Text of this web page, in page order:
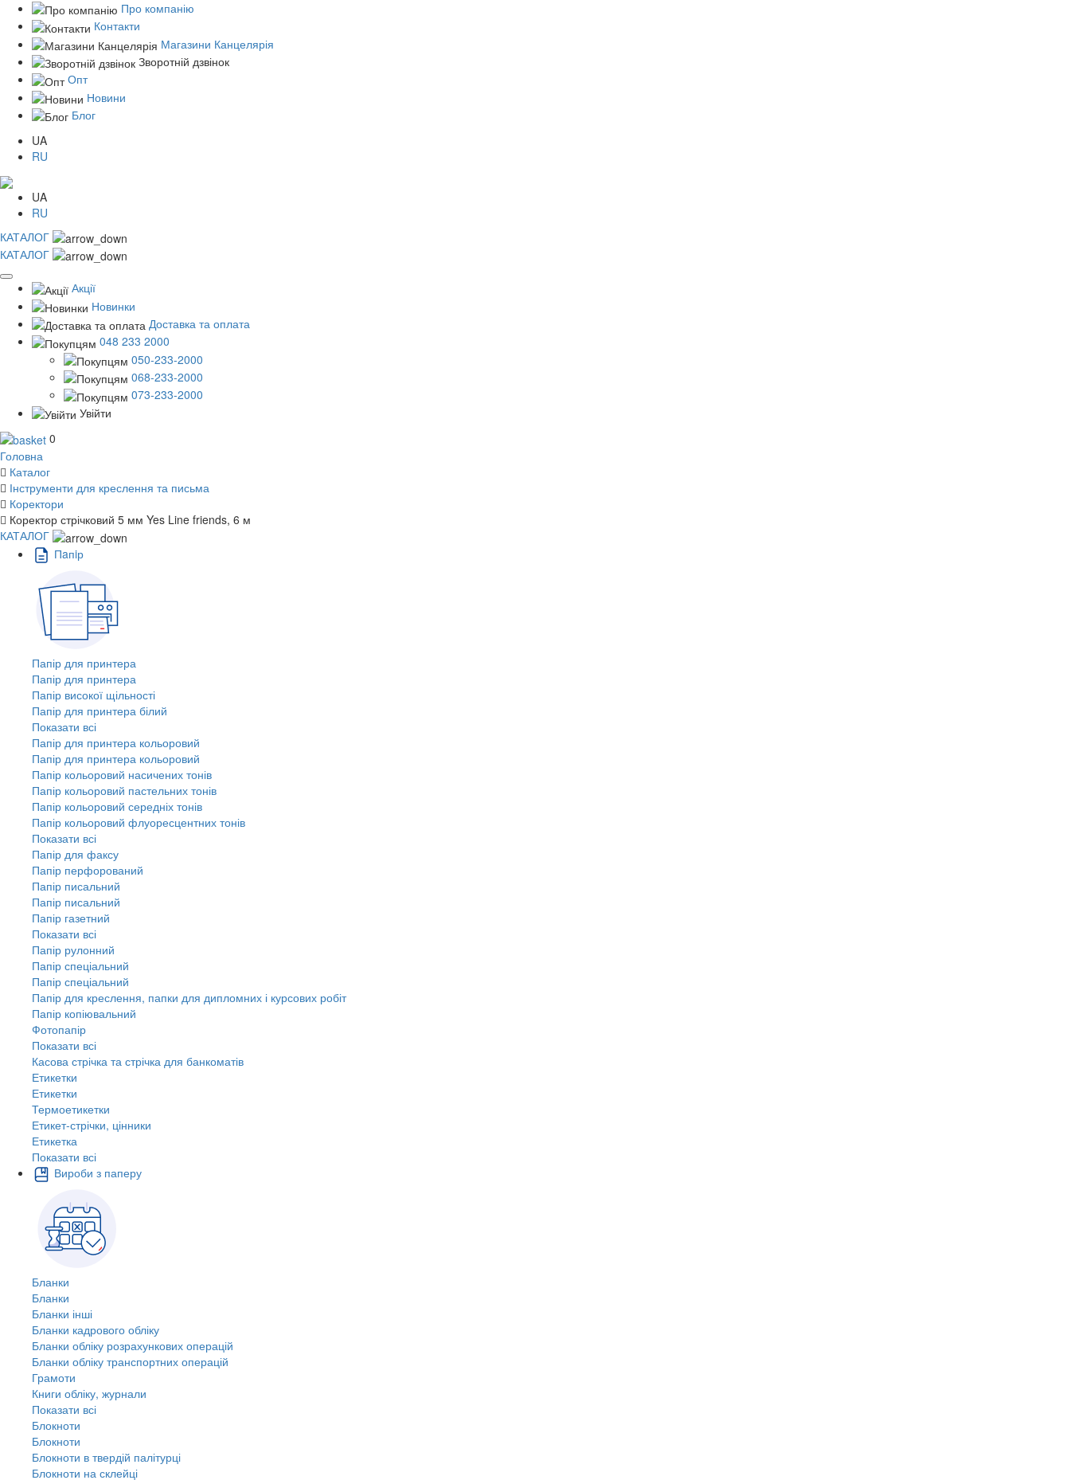
Про компанію
Контакти
Магазини Канцелярія
Зворотній дзвінок
Опт
Новини
Блог
UA
RU
UA
RU
КАТАЛОГ
КАТАЛОГ
Акції
Новинки
Доставка та оплата
048 233 2000
050-233-2000
068-233-2000
073-233-2000
Увійти
0
Головна
Каталог
Інструменти для креслення та письма
Коректори
Коректор стрічковий 5 мм Yes Line friends, 6 м
КАТАЛОГ
Пaпiр
Папір для принтера
Папір для принтера
Папір високої щільності
Папір для принтера білий
Показати всі
Папір для принтера кольоровий
Папір для принтера кольоровий
Папір кольоровий насичених тонів
Папір кольоровий пастельних тонів
Папір кольоровий середніх тонів
Папір кольоровий флуоресцентних тонів
Показати всі
Папір для факсу
Папір перфорований
Папір писальний
Папір писальний
Папір газетний
Показати всі
Папір рулонний
Папір спеціальний
Папір спеціальний
Папір для креслення, папки для дипломних і курсових робіт
Папір копіювальний
Фотопапір
Показати всі
Касова стрічка та стрічка для банкоматів
Етикетки
Етикетки
Термоетикетки
Етикет-стрічки, цінники
Етикетка
Показати всі
Вироби з паперу
Бланки
Бланки
Бланки інші
Бланки кадрового обліку
Бланки обліку розрахункових операцій
Бланки обліку транспортних операцій
Грамоти
Книги обліку, журнали
Показати всі
Блокноти
Блокноти
Блокноти в твердій палітурці
Блокноти на склейці